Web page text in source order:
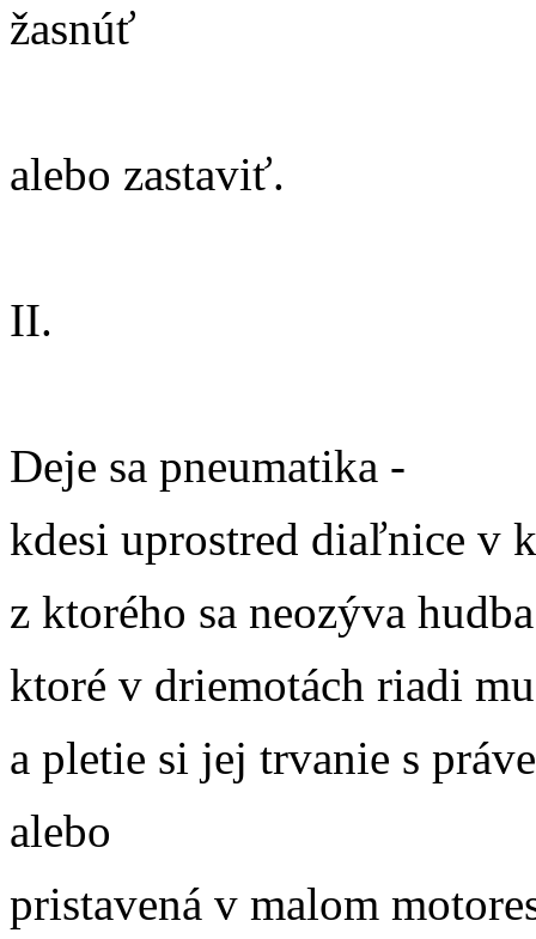
žasnúť
alebo zastaviť.
II.
Deje sa pneumatika -
kdesi uprostred diaľnice v
z ktorého sa neozýva hudba
ktoré v driemotách riadi
a pletie si jej trvanie s
alebo
pristavená v malom